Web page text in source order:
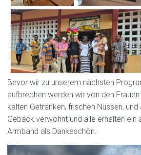
Bevor wir zu unserem nächsten
aufbrechen werden wir von den
kalten Getränken, frischen Nüssen,
Gebäck verwöhnt und alle erhalten ein
Armband als Dankeschön.